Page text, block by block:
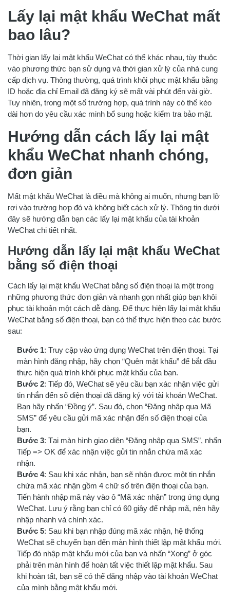
Lấy lại mật khẩu WeChat mất
bao lâu?
Thời gian lấy lại mật khẩu WeChat có thể khác nhau, tùy thuộc
vào phương thức bạn sử dụng và thời gian xử lý của nhà cung
cấp dịch vụ. Thông thường, quá trình khôi phục mật khẩu bằng
ID hoặc địa chỉ Email đã đăng ký sẽ mất vài phút đến vài giờ.
Tuy nhiên, trong một số trường hợp, quá trình này có thể kéo
dài hơn do yêu cầu xác minh bổ sung hoặc kiểm tra bảo mật.
Hướng dẫn cách lấy lại mật
khẩu WeChat nhanh chóng,
đơn giản
Mất mật khẩu WeChat là điều mà không ai muốn, nhưng bạn lỡ
rơi vào trường hợp đó và không biết cách xử lý. Thông tin dưới
đây sẽ hướng dẫn bạn các lấy lại mật khẩu của tài khoản
WeChat chi tiết nhất.
Hướng dẫn lấy lại mật khẩu WeChat
bằng số điện thoại
Cách lấy lại mật khẩu WeChat bằng số điện thoại là một trong
những phương thức đơn giản và nhanh gọn nhất giúp bạn khôi
phục tài khoản một cách dễ dàng. Để thực hiện lấy lại mật khẩu
WeChat bằng số điện thoại, bạn có thể thực hiện theo các bước
sau:
Bước 1: Truy cập vào ứng dụng WeChat trên điện thoại. Tại
màn hình đăng nhập, hãy chọn “Quên mật khẩu” để bắt đầu
thực hiện quá trình khôi phục mật khẩu của bạn.
Bước 2: Tiếp đó, WeChat sẽ yêu cầu bạn xác nhận việc gửi
tin nhắn đến số điện thoại đã đăng ký với tài khoản WeChat.
Bạn hãy nhấn “Đồng ý”. Sau đó, chọn “Đăng nhập qua Mã
SMS” để yêu cầu gửi mã xác nhận đến số điện thoại của
bạn.
Bước 3: Tại màn hình giao diện “Đăng nhập qua SMS”, nhấn
Tiếp => OK để xác nhận việc gửi tin nhắn chứa mã xác
nhận.
Bước 4: Sau khi xác nhận, bạn sẽ nhận được một tin nhắn
chứa mã xác nhận gồm 4 chữ số trên điện thoại của bạn.
Tiến hành nhập mã này vào ô “Mã xác nhận” trong ứng dụng
WeChat. Lưu ý rằng bạn chỉ có 60 giây để nhập mã, nên hãy
nhập nhanh và chính xác.
Bước 5: Sau khi bạn nhập đúng mã xác nhận, hệ thống
WeChat sẽ chuyển bạn đến màn hình thiết lập mật khẩu mới.
Tiếp đó nhập mật khẩu mới của bạn và nhấn “Xong” ở góc
phải trên màn hình để hoàn tất việc thiết lập mật khẩu. Sau
khi hoàn tất, bạn sẽ có thể đăng nhập vào tài khoản WeChat
của mình bằng mật khẩu mới.